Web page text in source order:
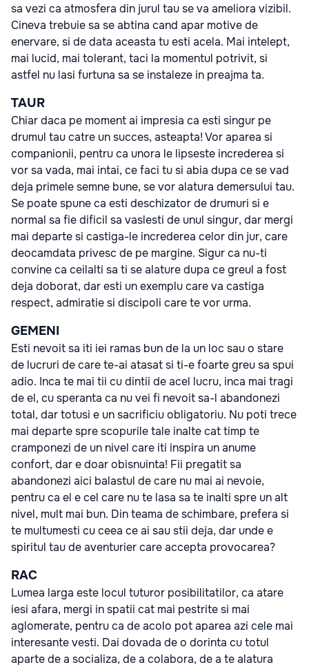
sa vezi ca atmosfera din jurul tau se va ameliora vizibil.
Cineva trebuie sa se abtina cand apar motive de
enervare, si de data aceasta tu esti acela. Mai intelept,
mai lucid, mai tolerant, taci la momentul potrivit, si
astfel nu lasi furtuna sa se instaleze in preajma ta.
TAUR
Chiar daca pe moment ai impresia ca esti singur pe
drumul tau catre un succes, asteapta! Vor aparea si
companionii, pentru ca unora le lipseste increderea si
vor sa vada, mai intai, ce faci tu si abia dupa ce se vad
deja primele semne bune, se vor alatura demersului tau.
Se poate spune ca esti deschizator de drumuri si e
normal sa fie dificil sa vaslesti de unul singur, dar mergi
mai departe si castiga-le increderea celor din jur, care
deocamdata privesc de pe margine. Sigur ca nu-ti
convine ca ceilalti sa ti se alature dupa ce greul a fost
deja doborat, dar esti un exemplu care va castiga
respect, admiratie si discipoli care te vor urma.
GEMENI
Esti nevoit sa iti iei ramas bun de la un loc sau o stare
de lucruri de care te-ai atasat si ti-e foarte greu sa spui
adio. Inca te mai tii cu dintii de acel lucru, inca mai tragi
de el, cu speranta ca nu vei fi nevoit sa-l abandonezi
total, dar totusi e un sacrificiu obligatoriu. Nu poti trece
mai departe spre scopurile tale inalte cat timp te
cramponezi de un nivel care iti inspira un anume
confort, dar e doar obisnuinta! Fii pregatit sa
abandonezi aici balastul de care nu mai ai nevoie,
pentru ca el e cel care nu te lasa sa te inalti spre un alt
nivel, mult mai bun. Din teama de schimbare, prefera si
te multumesti cu ceea ce ai sau stii deja, dar unde e
spiritul tau de aventurier care accepta provocarea?
RAC
Lumea larga este locul tuturor posibilitatilor, ca atare
iesi afara, mergi in spatii cat mai pestrite si mai
aglomerate, pentru ca de acolo pot aparea azi cele mai
interesante vesti. Dai dovada de o dorinta cu totul
aparte de a socializa, de a colabora, de a te alatura